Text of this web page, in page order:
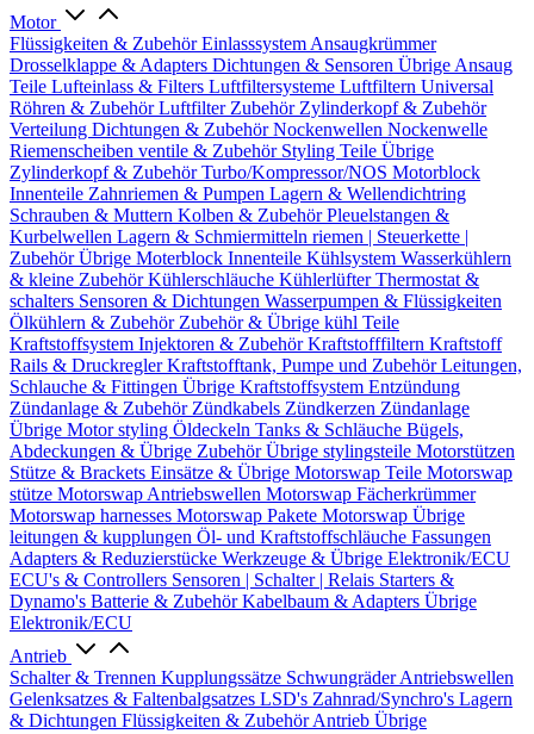
Motor
Flüssigkeiten & ZubehörEinlasssystem Ansaugkrümmer
Drosselklappe & Adapters Dichtungen & Sensoren Übrige Ansaug
Teile Lufteinlass & Filters Luftfiltersysteme Luftfiltern Universal
Röhren & ZubehörLuftfilter Zubehör Zylinderkopf & Zubehör
Verteilung Dichtungen & ZubehörNockenwellen Nockenwelle
Riemenscheiben ventile & Zubehör Styling Teile Übrige
Zylinderkopf & ZubehörTurbo/Kompressor/NOS Motorblock
Innenteile Zahnriemen & Pumpen Lagern & Wellendichtring
Schrauben & Muttern Kolben & ZubehörPleuelstangen &
Kurbelwellen Lagern & Schmiermitteln riemen | Steuerkette |
ZubehörÜbrige Moterblock Innenteile Kühlsystem Wasserkühlern
& kleine ZubehörKühlerschläuche KühlerlüfterThermostat &
schalters Sensoren & Dichtungen Wasserpumpen & Flüssigkeiten
Ölkühlern & Zubehör Zubehör & Übrige kühl Teile
Kraftstoffsystem Injektoren & ZubehörKraftstofffiltern Kraftstoff
Rails & DruckreglerKraftstofftank, Pumpe und ZubehörLeitungen,
Schlauche & Fittingen Übrige Kraftstoffsystem Entzündung
Zündanlage & Zubehör Zündkabels Zündkerzen Zündanlage
Übrige Motor styling Öldeckeln Tanks & Schläuche Bügels,
Abdeckungen & Übrige ZubehörÜbrige stylingsteile Motorstützen
Stütze & Brackets Einsätze & Übrige Motorswap Teile Motorswap
stütze Motorswap Antriebswellen Motorswap Fächerkrümmer
Motorswap harnesses Motorswap Pakete Motorswap Übrige
leitungen & kupplungen Öl- und Kraftstoffschläuche Fassungen
Adapters & Reduzierstücke Werkzeuge & Übrige Elektronik/ECU
ECU's & Controllers Sensoren | Schalter | Relais Starters &
Dynamo's Batterie & ZubehörKabelbaum & Adapters Übrige
Elektronik/ECU
Antrieb
Schalter & Trennen Kupplungssätze SchwungräderAntriebswellen
Gelenksatzes & Faltenbalgsatzes LSD's Zahnrad/Synchro's Lagern
& Dichtungen Flüssigkeiten & ZubehörAntrieb Übrige